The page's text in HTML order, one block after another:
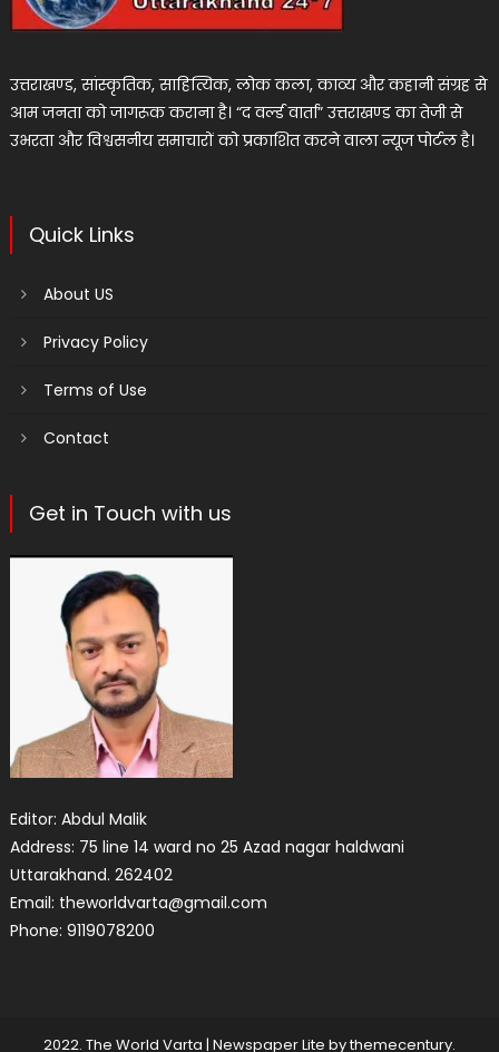
उत्तराखण्ड, सांस्कृतिक, साहित्यिक, लोक कला, काव्य और कहानी संग्रह से
आम जनता को जागरूक कराना है। “द वर्ल्ड वार्ता” उत्तराखण्ड का तेजी से
उभरता और विश्वसनीय समाचारों को प्रकाशित करने वाला न्यूज पोर्टल है।
Quick Links
About US
Privacy Policy
Terms of Use
Contact
Get in Touch with us
Editor: Abdul Malik
Address: 75 line 14 ward no 25 Azad nagar haldwani
Uttarakhand. 262402
Email: theworldvarta@gmail.com
Phone: 9119078200
2022. The World Varta | Newspaper Lite bythemecentury.